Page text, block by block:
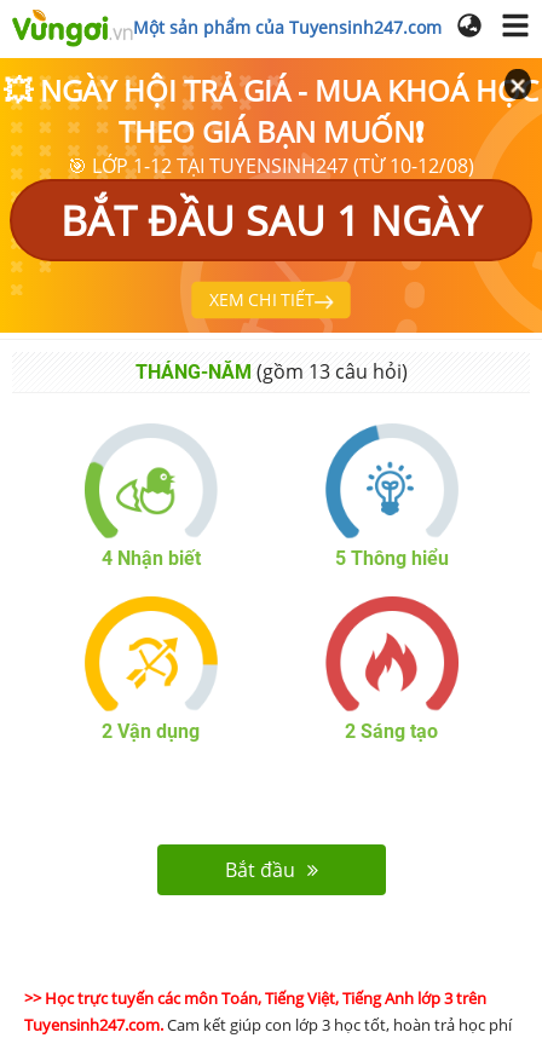
Một sản phẩm của Tuyensinh247.com
💥 NGÀY HỘI TRẢ GIÁ - MUA KHOÁ HỌC
THEO GIÁ BẠN MUỐN❗
🎯 LỚP 1-12 TẠI TUYENSINH247 (TỪ 10-12/08)
BẮT ĐẦU SAU 1 NGÀY
XEM CHI TIẾT
THÁNG-NĂM (gồm 13câu hỏi)
4 Nhận biết 5 Thông hiểu
2 Vận dụng 2 Sáng tạo
Bắt đầu
>> Học trực tuyến các môn Toán, Tiếng Việt, Tiếng Anh lớp 3 trên
Tuyensinh247.com.Cam kết giúp con lớp 3 học tốt, hoàn trả học phí